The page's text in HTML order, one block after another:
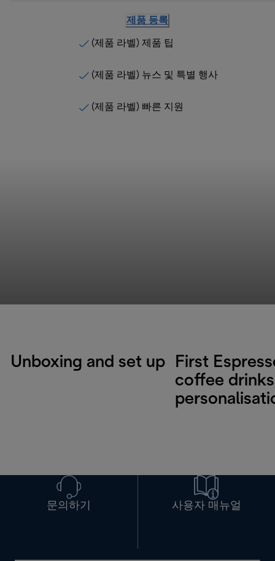
제품 등록
(제품 라벨) 제품 팁
(제품 라벨) 뉴스 및 특별 행사
(제품 라벨) 빠른 지원
Unboxing and set up
First
coffee drinks
문의하기 사용자 매뉴얼